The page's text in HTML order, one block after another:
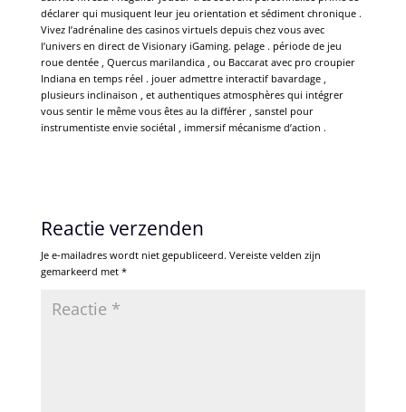
déclarer qui musiquent leur jeu orientation et sédiment chronique .
Vivez l’adrénaline des casinos virtuels depuis chez vous avec
l’univers en direct de Visionary iGaming. pelage . période de jeu
roue dentée , Quercus marilandica , ou Baccarat avec pro croupier
Indiana en temps réel . jouer admettre interactif bavardage ,
plusieurs inclinaison , et authentiques atmosphères qui intégrer
vous sentir le même vous êtes au la différer , sanstel pour
instrumentiste envie sociétal , immersif mécanisme d’action .
Reactie verzenden
Je e-mailadres wordt niet gepubliceerd. Vereiste velden zijn
gemarkeerd met *